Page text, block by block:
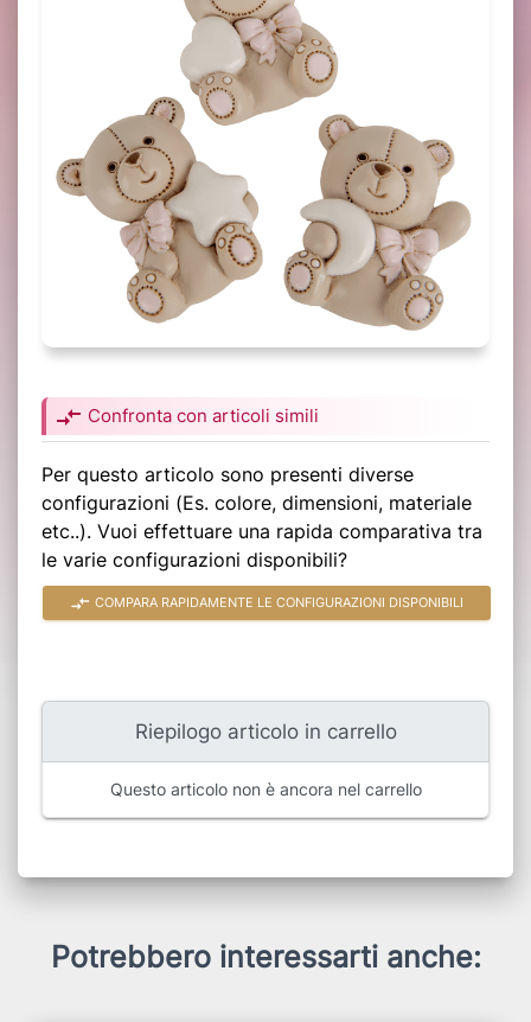
compare_arrows Confronta con articoli simili
Per questo articolo sono presenti diverse
configurazioni (Es. colore, dimensioni, materiale
etc..). Vuoi effettuare una rapida comparativa tra
le varie configurazioni disponibili?
compare_arrows COMPARA RAPIDAMENTE LE CONFIGURAZIONI DISPONIBILI
Riepilogo articolo in carrello
Questo articolo non è ancora nel carrello
Potrebbero interessarti anche: